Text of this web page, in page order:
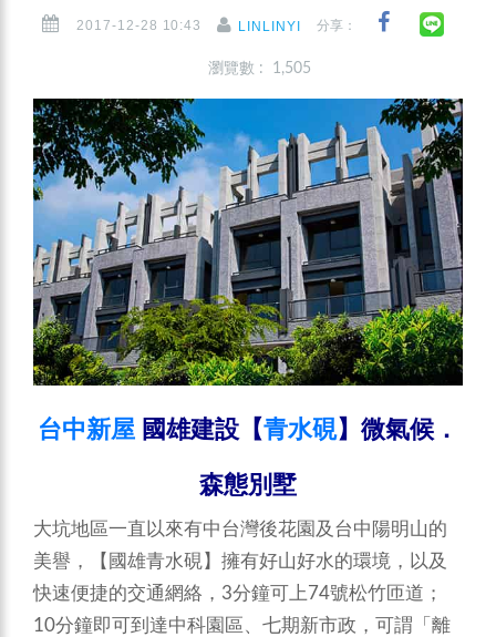
2017-12-28 10:43 LINLINYI 分享：
瀏覽數 : 1,505
台中新屋 國雄建設【青水硯】微氣候．
森態別墅
大坑地區一直以來有中台灣後花園及台中陽明山的
美譽，【國雄青水硯】擁有好山好水的環境，以及
快速便捷的交通網絡，3分鐘可上74號松竹匝道；
10分鐘即可到達中科園區、七期新市政，可謂「離